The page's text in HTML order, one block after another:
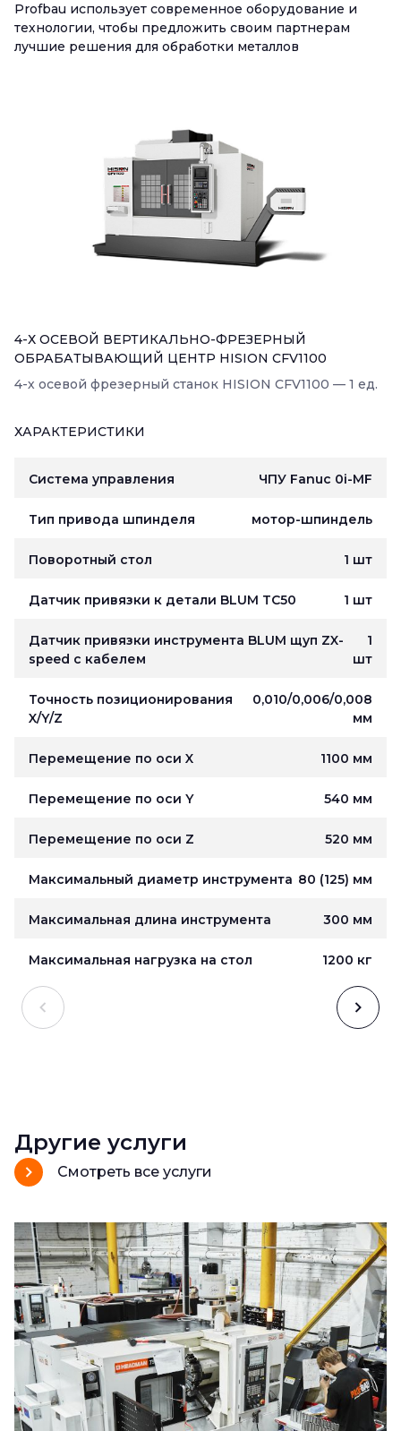
Profbau использует современное оборудование и
технологии, чтобы предложить своим партнерам
лучшие решения для обработки металлов
4-Х ОСЕВОЙ ВЕРТИКАЛЬНО-ФРЕЗЕРНЫЙ
ОБРАБАТЫВАЮЩИЙ ЦЕНТР HISION CFV1100
4-х осевой фрезерный станок HISION CFV1100 — 1 ед.
ХАРАКТЕРИСТИКИ
Система управления ЧПУ Fanuc 0i-MF
Тип привода шпинделя мотор-шпиндель
Поворотный стол 1 шт
Датчик привязки к детали BLUM TC50 1 шт
Датчик привязки инструмента BLUM щуп ZX-
speed c кабелем
1
шт
Точность позиционирования
X/Y/Z
0,010/0,006/0,008
мм
Перемещение по оси X 1100 мм
Перемещение по оси Y 540 мм
Перемещение по оси Z 520 мм
Максимальный диаметр инструмента 80 (125) мм
Максимальная длина инструмента 300 мм
Максимальная нагрузка на стол 1200 кг
Другие услуги
Смотреть все услуги